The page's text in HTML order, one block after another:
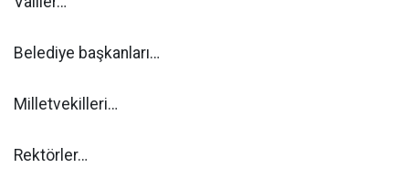
Belediye başkanları…
Milletvekilleri…
Rektörler…